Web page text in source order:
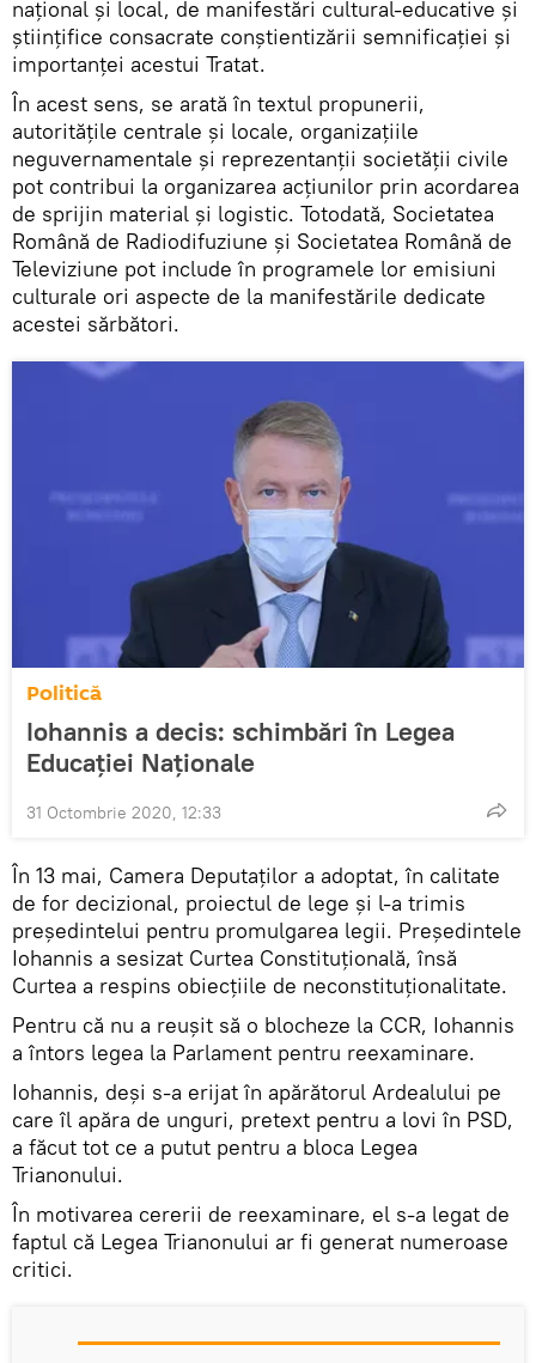
naţional şi local, de manifestări cultural-educative şi
ştiinţifice consacrate conştientizării semnificaţiei şi
importanţei acestui Tratat.
În acest sens, se arată în textul propunerii,
autorităţile centrale şi locale, organizaţiile
neguvernamentale şi reprezentanţii societăţii civile
pot contribui la organizarea acţiunilor prin acordarea
de sprijin material şi logistic. Totodată, Societatea
Română de Radiodifuziune şi Societatea Română de
Televiziune pot include în programele lor emisiuni
culturale ori aspecte de la manifestările dedicate
acestei sărbători.
Politică
Iohannis a decis: schimbări în Legea
Educației Naționale
31 Octombrie 2020, 12:33
În 13 mai, Camera Deputaţilor a adoptat, în calitate
de for decizional, proiectul de lege şi l-a trimis
preşedintelui pentru promulgarea legii. Preşedintele
Iohannis a sesizat Curtea Constituţională, însă
Curtea a respins obiecţiile de neconstituţionalitate.
Pentru că nu a reușit să o blocheze la CCR, Iohannis
a întors legea la Parlament pentru reexaminare.
Iohannis, deși s-a erijat în apărătorul Ardealului pe
care îl apăra de unguri, pretext pentru a lovi în PSD,
a făcut tot ce a putut pentru a bloca Legea
Trianonului.
În motivarea cererii de reexaminare, el s-a legat de
faptul că Legea Trianonului ar fi generat numeroase
critici.